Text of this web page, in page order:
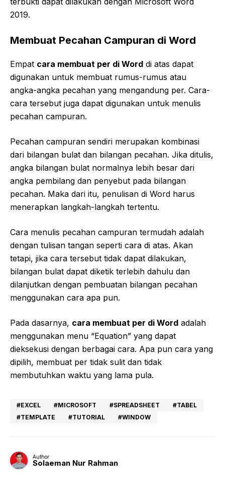
2019.
Membuat Pecahan Campuran di Word
Empat cara membuat per di Word di atas dapat
digunakan untuk membuat rumus-rumus atau
angka-angka pecahan yang mengandung per. Cara-
cara tersebut juga dapat digunakan untuk menulis
pecahan campuran.
Pecahan campuran sendiri merupakan kombinasi
dari bilangan bulat dan bilangan pecahan. Jika ditulis,
angka bilangan bulat normalnya lebih besar dari
angka pembilang dan penyebut pada bilangan
pecahan. Maka dari itu, penulisan di Word harus
menerapkan langkah-langkah tertentu.
Cara menulis pecahan campuran termudah adalah
dengan tulisan tangan seperti cara di atas. Akan
tetapi, jika cara tersebut tidak dapat dilakukan,
bilangan bulat dapat diketik terlebih dahulu dan
dilanjutkan dengan pembuatan bilangan pecahan
menggunakan cara apa pun.
Pada dasarnya, cara membuat per di Word adalah
menggunakan menu “Equation” yang dapat
dieksekusi dengan berbagai cara. Apa pun cara yang
dipilih, membuat per tidak sulit dan tidak
membutuhkan waktu yang lama pula.
EXCEL MICROSOFT SPREADSHEET
TABEL
TEMPLATE
TUTORIAL WINDOW
Author
Solaeman Nur Rahman